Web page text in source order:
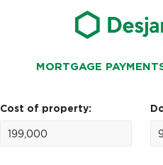
MORTGAGE
Cost of property: